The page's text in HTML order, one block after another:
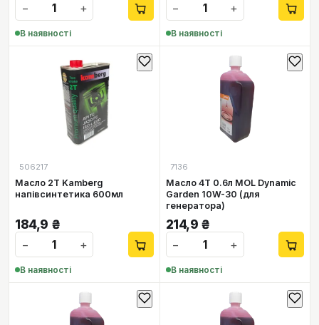
−
+
В наявності
−
+
В наявності
506217
Масло 2Т Kamberg
напівсинтетика 600мл
184,9 ₴
−
+
В наявності
7136
Масло 4Т 0.6л MOL Dynamic
Garden 10W-30 (для
генератора)
214,9 ₴
−
+
В наявності